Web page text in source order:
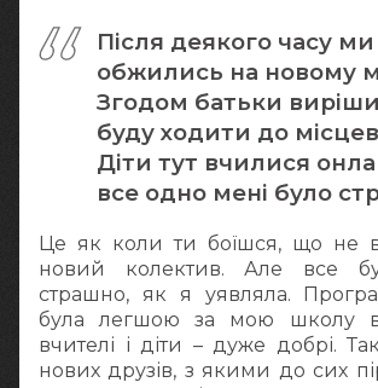
Після деякого часу ми
обжились на новому
Згодом батьки
буду ходити до
Діти тут вчилися
все одно мені було
Це як коли ти боїшся, що не
новий колектив. Але все
страшно, як я уявляла.
була легшою за мою школу в
вчителі і діти – дуже добрі.
нових друзів, з якими до сих